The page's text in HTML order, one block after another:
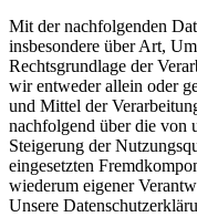
Mit der nachfolgenden
insbesondere über Art,
Rechtsgrundlage der
wir entweder allein oder
und Mittel der
nachfolgend über die von
Steigerung der
eingesetzten
wiederum eigener
Unsere